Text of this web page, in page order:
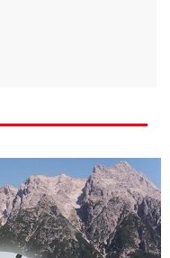
Přijde
a budeme líní, říká
s rodiči